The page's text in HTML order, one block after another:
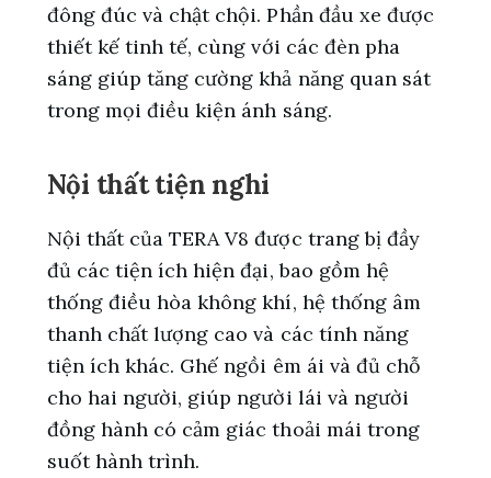
đông đúc và chật chội. Phần đầu xe được
thiết kế tinh tế, cùng với các đèn pha
sáng giúp tăng cường khả năng quan sát
trong mọi điều kiện ánh sáng.
Nội thất tiện nghi
Nội thất của TERA V8 được trang bị đầy
đủ các tiện ích hiện đại, bao gồm hệ
thống điều hòa không khí, hệ thống âm
thanh chất lượng cao và các tính năng
tiện ích khác. Ghế ngồi êm ái và đủ chỗ
cho hai người, giúp người lái và người
đồng hành có cảm giác thoải mái trong
suốt hành trình.